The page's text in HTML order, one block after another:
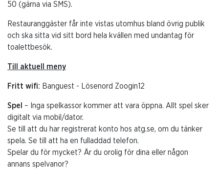
50 (gärna via SMS).
Restauranggäster får inte vistas utomhus bland övrig publik
och ska sitta vid sitt bord hela kvällen med undantag för
toalettbesök.
Till aktuell meny
Fritt wifi: Banguest - Lösenord Zoogin12
Spel
– Inga spelkassor kommer att vara öppna. Allt spel sker
digitalt via mobil/dator.
Se till att du har registrerat konto hos atg.se, om du tänker
spela. Se till att ha en fulladdad telefon.
Spelar du för mycket? Är du orolig för dina eller någon
annans spelvanor?